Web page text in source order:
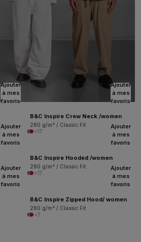
Ajouter
à mes
favoris
Ajouter
à mes
favoris
B&C Inspire Crew Neck /women
280 g/m² / Classic Fit
+17
Ajouter
à mes
favoris
Ajouter
à mes
favoris
B&C Inspire Hooded /women
280 g/m² / Classic Fit
+17
Ajouter
à mes
favoris
Ajouter
à mes
favoris
B&C Inspire Zipped Hood/ women
280 g/m² / Classic Fit
+7